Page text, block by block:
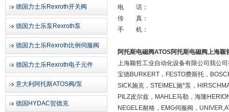
德国力士乐Rexroth开关阀
德国力士乐泵Rexroth泵
德国力士乐Rexroth比例伺服阀
德国力士乐Rexroth电子元件
意大利阿托斯ATOS阀/泵
德国HYDAC贺德克
电 话：
传 真：
手 机：
阿托斯电磁阀ATOS阿托斯电磁阀上海颖
上海颖哲工业自动化设备有限公司我公
宝德BURKERT，FESTO费斯托，
SICK施克，STEIMEL施*泵，
PILZ皮尔兹，MAHLE马勒，海隆
NEGELE耐格，EMG伺服阀，